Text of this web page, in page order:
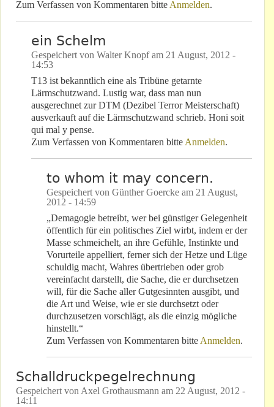
Zum Verfassen von Kommentaren bitte Anmelden.
ein Schelm
Gespeichert von Walter Knopfam 21 August, 2012 -
14:53
T13 ist bekanntlich eine als Tribüne getarnte
Lärmschutzwand. Lustig war, dass man nun
ausgerechnet zur DTM (Dezibel Terror Meisterschaft)
ausverkauft auf die Lärmschutzwand schrieb. Honi soit
qui mal y pense.
Zum Verfassen von Kommentaren bitte Anmelden.
to whom it may concern.
Gespeichert von Günther Goercke am 21 August,
2012 - 14:59
„Demagogie betreibt, wer bei günstiger Gelegenheit
öffentlich für ein politisches Ziel wirbt, indem er der
Masse schmeichelt, an ihre Gefühle, Instinkte und
Vorurteile appelliert, ferner sich der Hetze und Lüge
schuldig macht, Wahres übertrieben oder grob
vereinfacht darstellt, die Sache, die er durchsetzen
will, für die Sache aller Gutgesinnten ausgibt, und
die Art und Weise, wie er sie durchsetzt oder
durchzusetzen vorschlägt, als die einzig mögliche
hinstellt.“
Zum Verfassen von Kommentaren bitte Anmelden.
Schalldruckpegelrechnung
Gespeichert von Axel Grothausmann am 22 August, 2012 -
14:11